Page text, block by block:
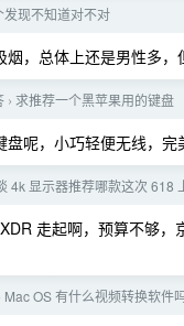
发现不知道对不对
，总体上还是男性多
› 求推荐一个黑苹果用的键盘
盘呢，小巧轻便无线，完
4k 显示器推荐哪款这次 618
走起啊，预算不够
Mac OS 有什么视频转换软件